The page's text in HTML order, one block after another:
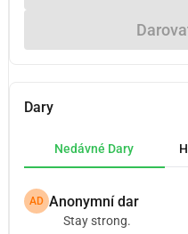
Dary
Nedávné Dary
AD Anonymní dar
Stay strong.